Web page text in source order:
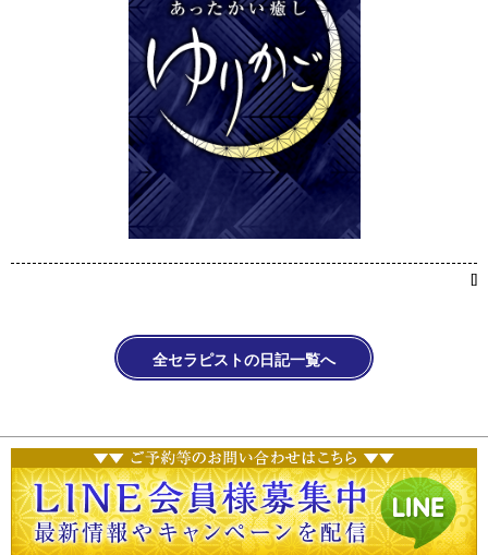
[]
全セラピストの日記一覧へ